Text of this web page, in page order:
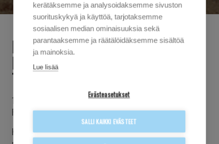
REKRY ETELÄ-SUOMEEN:
PROJEKTIPÄÄLLIKKÖ JA VASTAAVIA
TYÖNJOHTAJIA
18.3.2026
Rekrytoimme Etelä-Suomeen!
Kasvun myötä etsimme uusia osaajia pääkaupunkiseudulle
kerätäksemme ja analysoidaksemme sivuston
suorituskykyä ja käyttöä, tarjotaksemme
sosiaalisen median ominaisuuksia sekä
parantaaksemme ja räätälöidäksemme sisältöä
ja mainoksia.
Lue lisää
Evästeasetukset
SALLI KAIKKI EVÄSTEET